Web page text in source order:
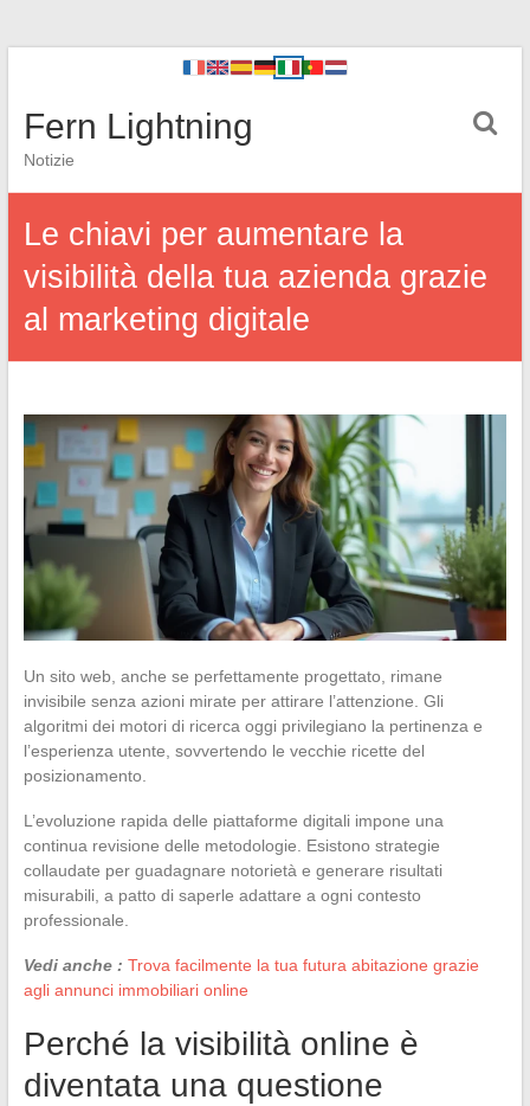
Fern Lightning
Notizie
Le chiavi per aumentare la
visibilità della tua azienda grazie
al marketing digitale
Un sito web, anche se perfettamente progettato, rimane
invisibile senza azioni mirate per attirare l’attenzione. Gli
algoritmi dei motori di ricerca oggi privilegiano la pertinenza e
l’esperienza utente, sovvertendo le vecchie ricette del
posizionamento.
L’evoluzione rapida delle piattaforme digitali impone una
continua revisione delle metodologie. Esistono strategie
collaudate per guadagnare notorietà e generare risultati
misurabili, a patto di saperle adattare a ogni contesto
professionale.
Vedi anche : Trova facilmente la tua futura abitazione grazie
agli annunci immobiliari online
Perché la visibilità online è
diventata una questione